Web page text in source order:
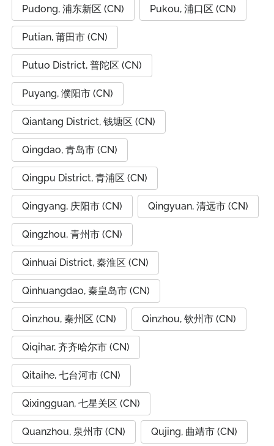
Pudong, 浦东新区 (CN) Pukou, 浦口区 (CN)
Putian, 莆田市 (CN)
Putuo District, 普陀区 (CN)
Puyang, 濮阳市 (CN)
Qiantang District, 钱塘区 (CN)
Qingdao, 青岛市 (CN)
Qingpu District, 青浦区 (CN)
Qingyang, 庆阳市 (CN) Qingyuan, 清远市 (CN)
Qingzhou, 青州市 (CN)
Qinhuai District, 秦淮区 (CN)
Qinhuangdao, 秦皇岛市 (CN)
Qinzhou, 秦州区 (CN) Qinzhou, 钦州市 (CN)
Qiqihar, 齐齐哈尔市 (CN)
Qitaihe, 七台河市 (CN)
Qixingguan, 七星关区 (CN)
Quanzhou, 泉州市 (CN) Qujing, 曲靖市 (CN)